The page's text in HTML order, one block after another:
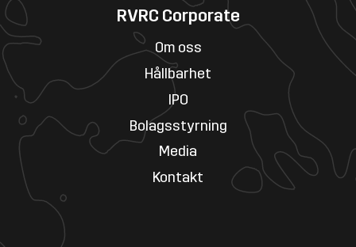
RVRC Corporate
Om oss
Hållbarhet
IPO
Bolagsstyrning
Media
Kontakt